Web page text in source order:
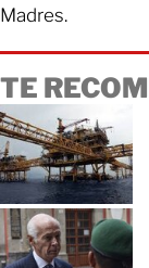
Madres.
TE